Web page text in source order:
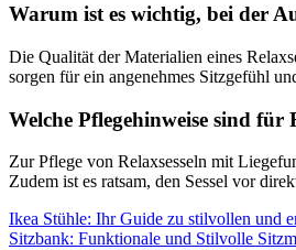
Warum ist es wichtig, bei der
Die Qualität der Materialien eines
sorgen für ein angenehmes Sitzgefühl
Welche Pflegehinweise sind
Zur Pflege von Relaxsesseln mit
Zudem ist es ratsam, den Sessel vor
Ikea Stühle: Ihr Guide zu stilvollen und
Sitzbank: Funktionale und Stilvolle